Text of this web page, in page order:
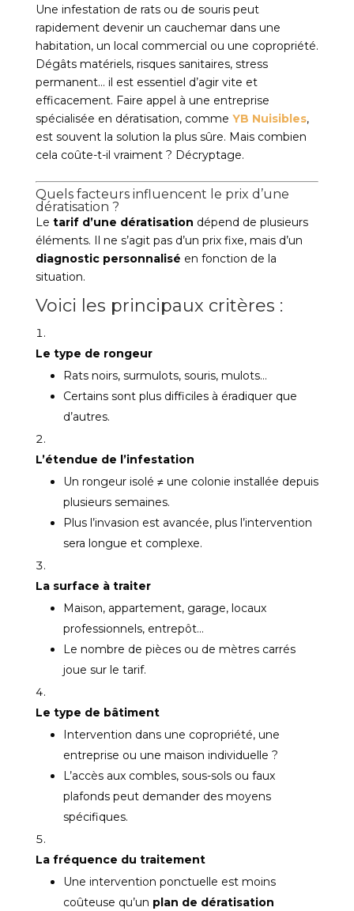
Une infestation de rats ou de souris peut
rapidement devenir un cauchemar dans une
habitation, un local commercial ou une copropriété.
Dégâts matériels, risques sanitaires, stress
permanent… il est essentiel d’agir vite et
efficacement. Faire appel à une entreprise
spécialisée en dératisation, comme YB Nuisibles,
est souvent la solution la plus sûre. Mais combien
cela coûte-t-il vraiment ? Décryptage.
Quels facteurs influencent le prix d’une
dératisation ?
Le tarif d’une dératisation dépend de plusieurs
éléments. Il ne s’agit pas d’un prix fixe, mais d’un
diagnostic personnalisé en fonction de la
situation.
Voici les principaux critères :
Le type de rongeur
Rats noirs, surmulots, souris, mulots…
Certains sont plus difficiles à éradiquer que
d’autres.
L’étendue de l’infestation
Un rongeur isolé ≠ une colonie installée depuis
plusieurs semaines.
Plus l’invasion est avancée, plus l’intervention
sera longue et complexe.
La surface à traiter
Maison, appartement, garage, locaux
professionnels, entrepôt…
Le nombre de pièces ou de mètres carrés
joue sur le tarif.
Le type de bâtiment
Intervention dans une copropriété, une
entreprise ou une maison individuelle ?
L’accès aux combles, sous-sols ou faux
plafonds peut demander des moyens
spécifiques.
La fréquence du traitement
Une intervention ponctuelle est moins
coûteuse qu’un plan de dératisation